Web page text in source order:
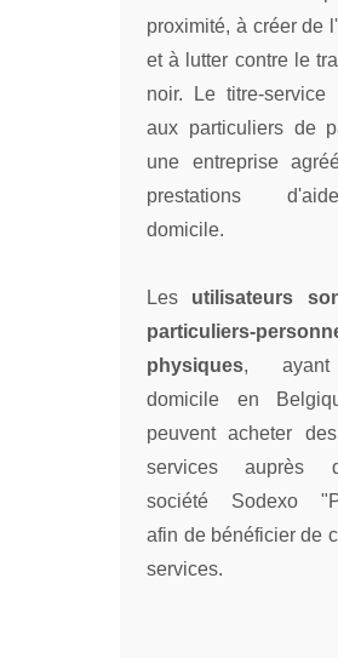
proximité, à créer de
et à lutter contre le
noir. Le titre-service
aux particuliers de
une entreprise
prestations
domicile.
Les utilisateurs
particuliers-
physiques,
domicile en
peuvent acheter
services auprès
société Sodexo
afin de bénéficier de
services.